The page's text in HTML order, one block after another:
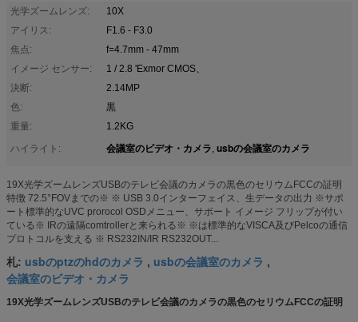
光学ズームレンズ:
10X
アイリス:
F1.6 - F3.0
焦点:
f=4.7mm - 47mm
イメージ センサー:
1 / 2.8 'Exmor CMOS、
決断:
2.14MP
色:
黒
重量:
1.2KG
ハイライト:
会議室のビデオ・カメラ, usbの会議室のカメラ
19X光学ズームレンズUSBのテレビ会議のカメラの黒色のセリウムFCCの証明
特徴 72.5°FOVまでの※ ※ USB 3.0インターフェイス、生データの出力 ※サポ
ート標準的なUVC prorocol OSDメニュー、サポート イメージ フリップが付い
ている※ IRの遠隔comtrollerと来られる※ ※は標準的なVISCA及びPelcoの通信
プロトコルを支える ※ RS232IN/IR RS232OUT...
札: usbのptzのhdのカメラ , usbの会議室のカメラ ,
会議室のビデオ・カメラ
19X光学ズームレンズUSBのテレビ会議のカメラの黒色のセリウムFCCの証明